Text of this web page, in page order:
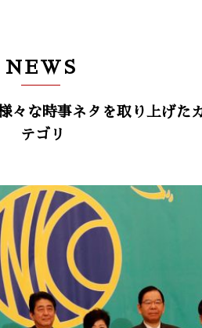
NEWS
々な時事ネタを取り上げた
テゴリ